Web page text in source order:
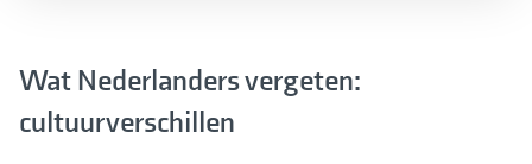
Wat Nederlanders vergeten:
cultuurverschillen